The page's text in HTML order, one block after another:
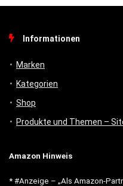
Informationen
Marken
Kategorien
Shop
Produkte und Themen –
Amazon Hinweis
* #Anzeige – „Als Amazon-